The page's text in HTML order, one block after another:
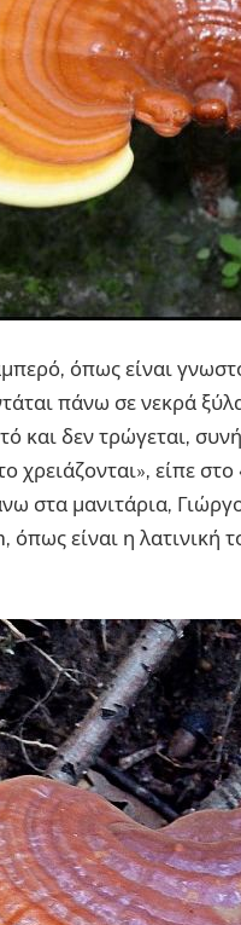
όπως είναι
πάνω σε νεκρά
και δεν τρώγεται,
χρειάζονται», είπε
στα μανιτάρια,
είναι η λατινική